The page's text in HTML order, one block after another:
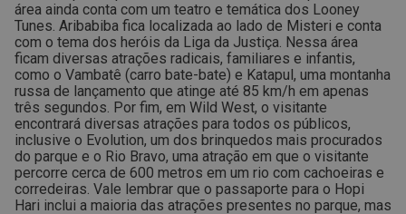
área ainda conta com um teatro e temática dos Looney
Tunes. Aribabiba fica localizada ao lado de Misteri e conta
com o tema dos heróis da Liga da Justiça. Nessa área
ficam diversas atrações radicais, familiares e infantis,
como o Vambatê (carro bate-bate) e Katapul, uma montanha
russa de lançamento que atinge até 85 km/h em apenas
três segundos. Por fim, em Wild West, o visitante
encontrará diversas atrações para todos os públicos,
inclusive o Evolution, um dos brinquedos mais procurados
do parque e o Rio Bravo, uma atração em que o visitante
percorre cerca de 600 metros em um rio com cachoeiras e
corredeiras. Vale lembrar que o passaporte para o Hopi
Hari inclui a maioria das atrações presentes no parque, mas